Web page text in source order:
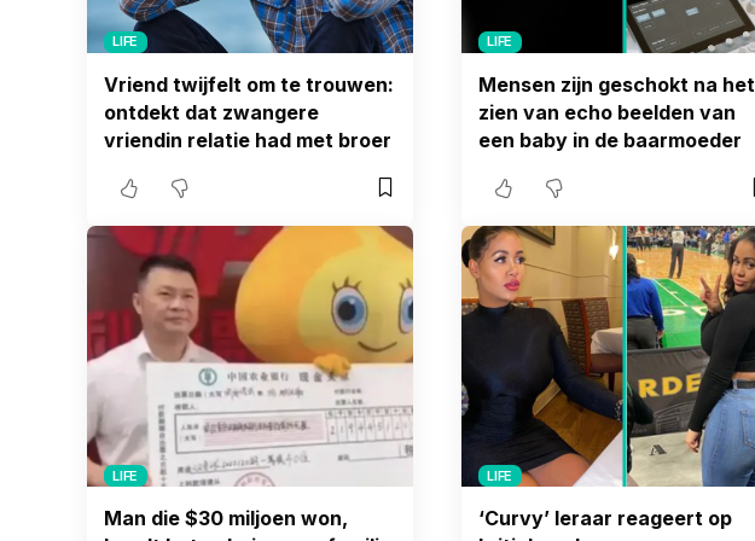
LIFE
Vriend twijfelt om te trouwen:
ontdekt dat zwangere
vriendin relatie had met broer
LIFE
Mensen zijn geschokt na het
zien van echo beelden van
een baby in de baarmoeder
LIFE
Man die $30 miljoen won,
LIFE
‘Curvy’ leraar reageert op